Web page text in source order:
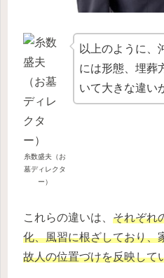
糸数盛夫（お
墓ディレクタ
ー）
以上のように、
には形態、埋葬
いて大きな違い
これらの違いは、 それぞれ
化、風習に根ざしており、
故人の位置づけを反映して